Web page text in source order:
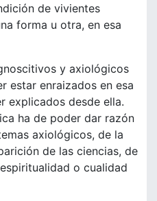
de vivientes
forma u otra, en esa
y axiológicos
estar enraizados en esa
explicados desde ella.
ha de poder dar razón
axiológicos, de la
de las ciencias, de
o cualidad